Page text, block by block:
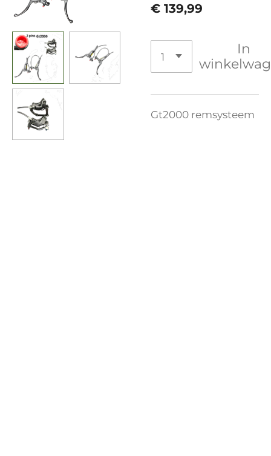
€ 139,99
In
Gt2000 remsysteem